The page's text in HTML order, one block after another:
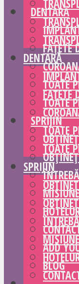
DENTARĂ
FAȚETE
TOATE
TOATE
SPRIJIN
ADD
BLOG
DENTARĂ
FAȚETE
TOATE
TOATE
SPRIJIN